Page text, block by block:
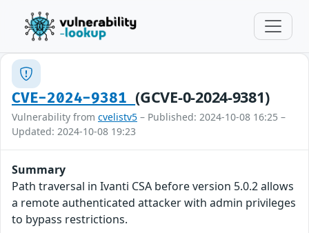
CVE-2024-9381(GCVE-0-2024-9381)
Vulnerability from cvelistv5 – Published: 2024-10-08 16:25 –
Updated: 2024-10-08 19:23
Summary
Path traversal in Ivanti CSA before version 5.0.2 allows
a remote authenticated attacker with admin privileges
to bypass restrictions.